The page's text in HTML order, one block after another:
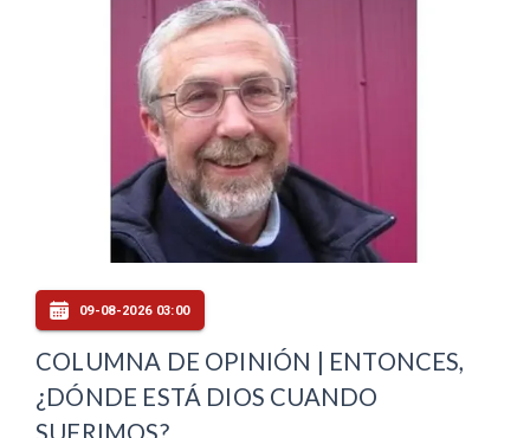
09-08-2026 03:00
COLUMNA DE OPINIÓN | ENTONCES,
¿DÓNDE ESTÁ DIOS CUANDO
SUFRIMOS?